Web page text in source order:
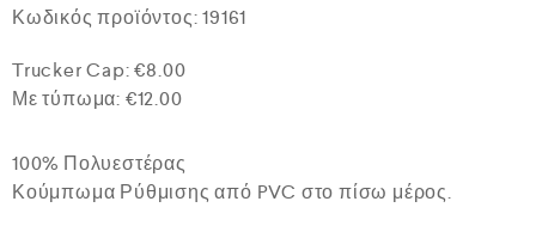
Β
α
μ
ο
λ
ή
θ
η
Κωδικός προϊόντος: 19161
Trucker Cap: €8.00
Με τύπωμα: €12.00
100% Πολυεστέρας
Κούμπωμα Ρύθμισης από PVC στο πίσω μέρος.